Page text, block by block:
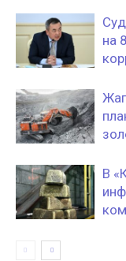
на
В